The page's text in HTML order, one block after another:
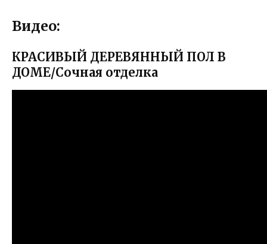
Видео:
КРАСИВЫЙ ДЕРЕВЯННЫЙ ПОЛ В
ДОМЕ/Сочная отделка